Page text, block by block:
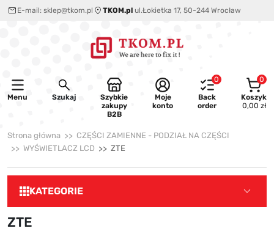
E-mail: sklep@tkom.pl TKOM.pl ul.Łokietka 17, 50-244 Wrocław
Menu Szukaj
Szybkie
zakupy
B2B
Moje
konto
0
Back
order
0
Koszyk
0,00 zł
Strona główna
CZĘŚCI ZAMIENNE - PODZIAŁ NA CZĘŚCI
WYŚWIETLACZ LCD
ZTE
KATEGORIE
ZTE